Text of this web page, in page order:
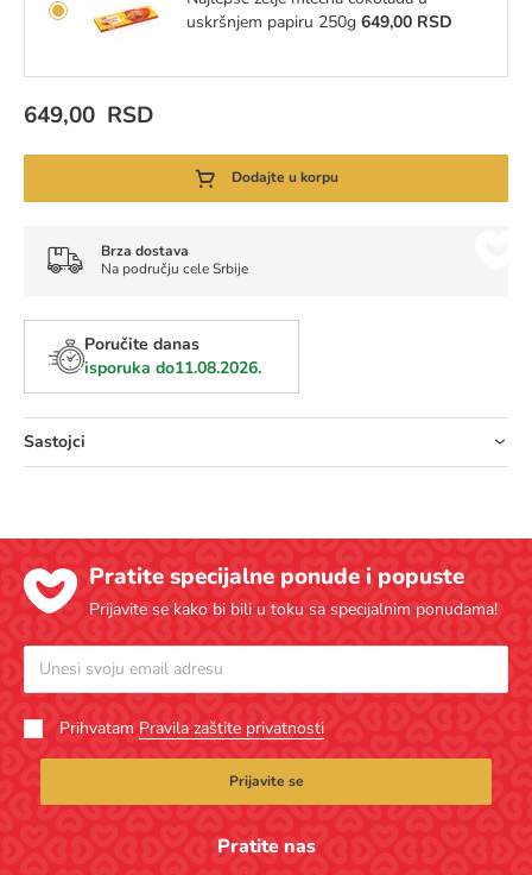
uskršnjem papiru 250g 649,00 RSD
649,00 RSD
Dodajte u korpu
Brza dostava
Na području cele Srbije
Poručite danas
isporuka do11.08.2026.
Sastojci
Pratite specijalne ponude i popuste
Prijavite se kako bi bili u toku sa specijalnim ponudama!
Prihvatam Pravila zaštite privatnosti
Prijavite se
Pratite nas